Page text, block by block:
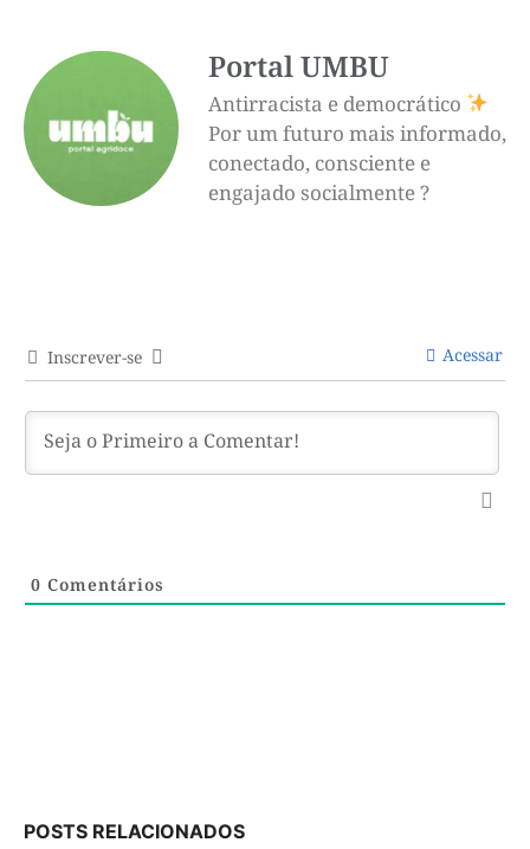
Portal UMBU
Antirracista e democrático
Por um futuro mais informado,
conectado, consciente e
engajado socialmente ?
Inscrever-se Acessar
0 Comentários
POSTS RELACIONADOS